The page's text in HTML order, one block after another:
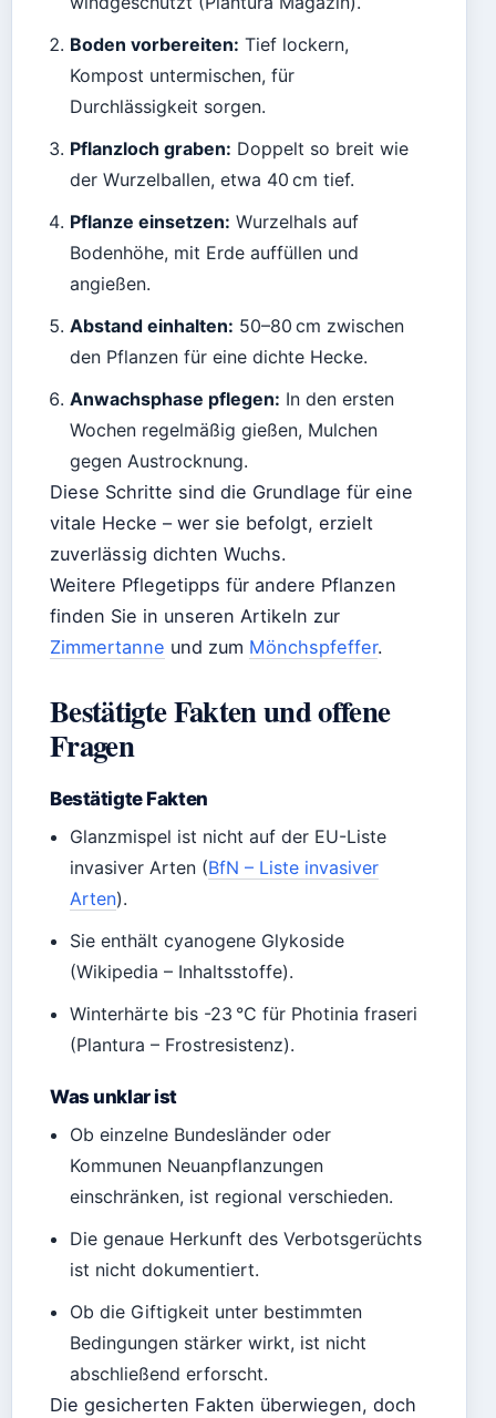
Boden vorbereiten: Tief lockern,
Kompost untermischen, für
Durchlässigkeit sorgen.
Pflanzloch graben: Doppelt so breit wie
der Wurzelballen, etwa 40 cm tief.
Pflanze einsetzen: Wurzelhals auf
Bodenhöhe, mit Erde auffüllen und
angießen.
Abstand einhalten: 50–80 cm zwischen
den Pflanzen für eine dichte Hecke.
Anwachsphase pflegen: In den ersten
Wochen regelmäßig gießen, Mulchen
gegen Austrocknung.
Diese Schritte sind die Grundlage für eine
vitale Hecke – wer sie befolgt, erzielt
zuverlässig dichten Wuchs.
Weitere Pflegetipps für andere Pflanzen
finden Sie in unseren Artikeln zur
Zimmertanne und zum Mönchspfeffer.
Bestätigte Fakten und offene
Fragen
Bestätigte Fakten
Glanzmispel ist nicht auf der EU-Liste
invasiver Arten (BfN – Liste invasiver
Arten).
Sie enthält cyanogene Glykoside
(Wikipedia – Inhaltsstoffe).
Winterhärte bis -23 °C für Photinia fraseri
(Plantura – Frostresistenz).
Was unklar ist
Ob einzelne Bundesländer oder
Kommunen Neuanpflanzungen
einschränken, ist regional verschieden.
Die genaue Herkunft des Verbotsgerüchts
ist nicht dokumentiert.
Ob die Giftigkeit unter bestimmten
Bedingungen stärker wirkt, ist nicht
abschließend erforscht.
Die gesicherten Fakten überwiegen, doch